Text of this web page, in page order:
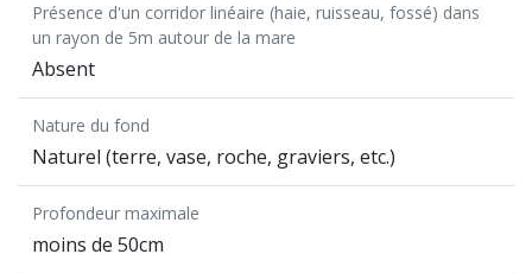
Présence d'un corridor linéaire (haie, ruisseau, fossé) dans
un rayon de 5m autour de la mare
Absent
Nature du fond
Naturel (terre, vase, roche, graviers, etc.)
Profondeur maximale
moins de 50cm